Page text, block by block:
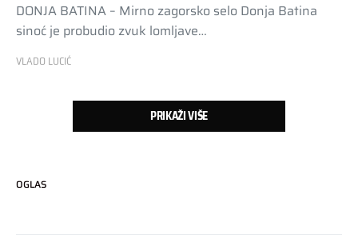
DONJA BATINA – Mirno zagorsko selo Donja Batina
sinoć je probudio zvuk lomljave…
VLADO LUCIĆ
PRIKAŽI VIŠE
OGLAS